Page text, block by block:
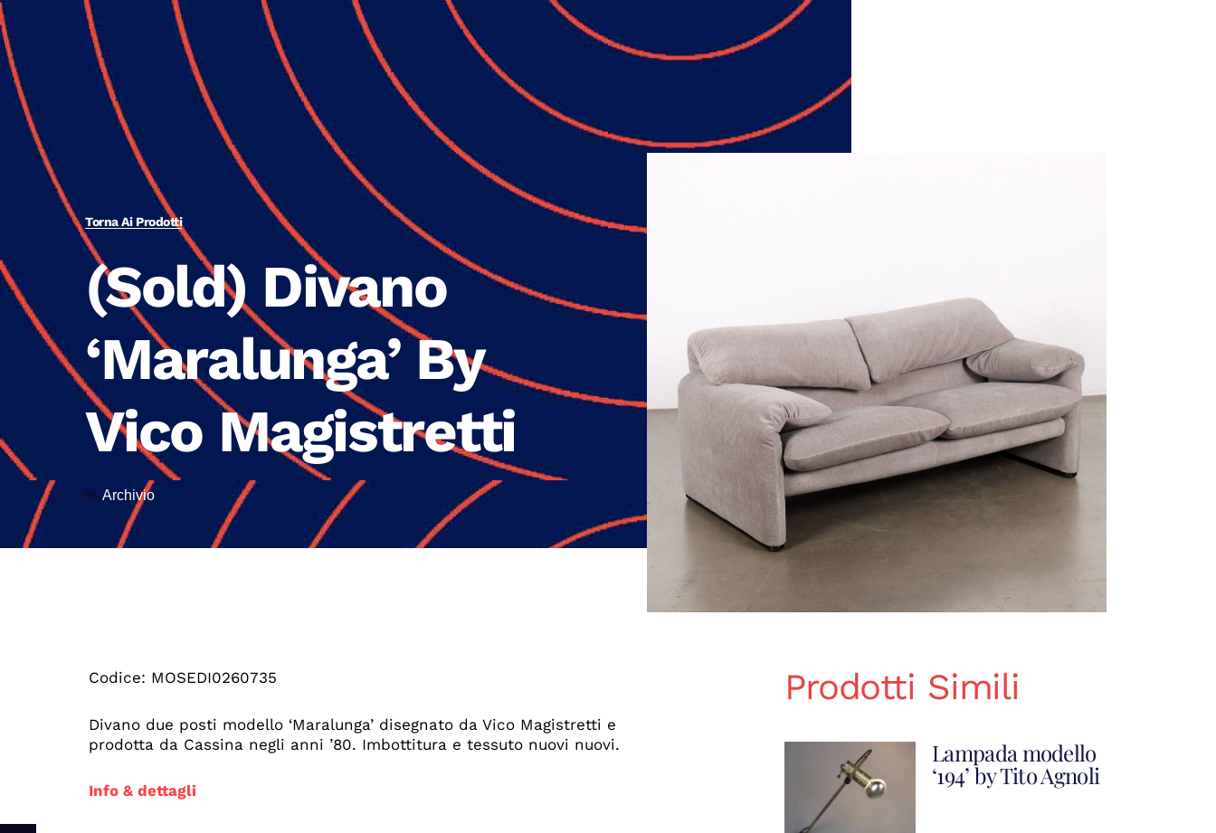
Torna Ai Prodotti
(Sold) Divano
‘Maralunga’ By
Vico Magistretti
Archivio
Codice: MOSEDI0260735
Divano due posti modello ‘Maralunga’ disegnato da Vico Magistretti e
prodotta da Cassina negli anni ’80. Imbottitura e tessuto nuovi nuovi.
Info & dettagli
Prodotti Simili
Lampada modello
‘194’ by Tito Agnoli